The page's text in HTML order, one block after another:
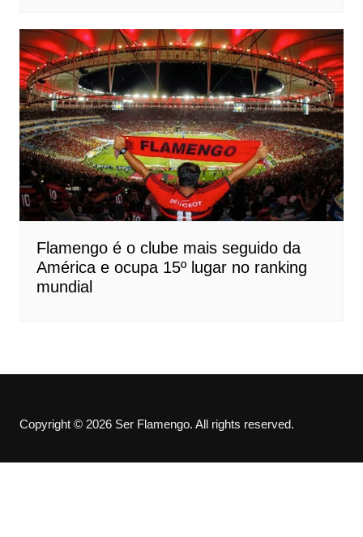
Flamengo é o clube mais seguido da
América e ocupa 15º lugar no ranking
mundial
Copyright © 2026 Ser Flamengo. All rights reserved.